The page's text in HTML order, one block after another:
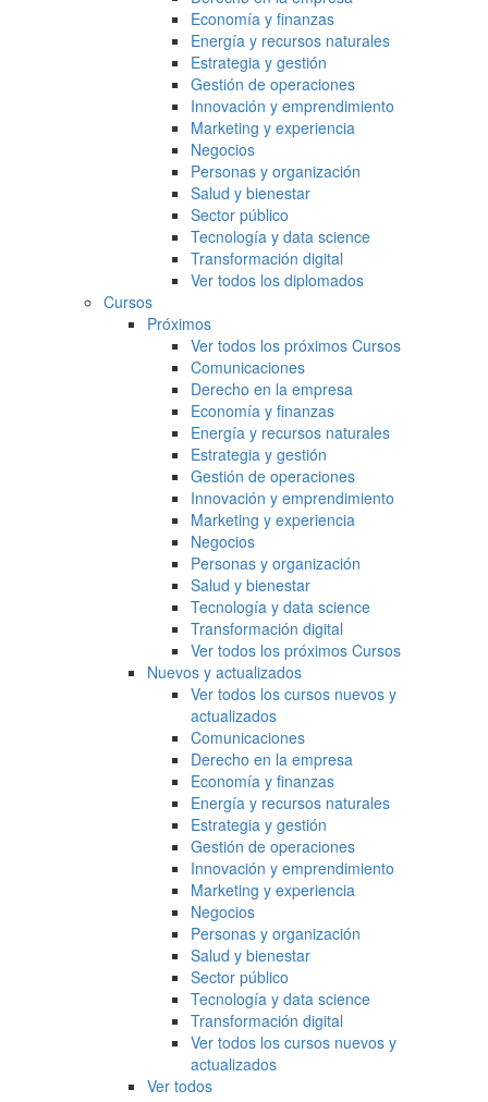
Economía y finanzas
Energía y recursos naturales
Estrategia y gestión
Gestión de operaciones
Innovación y emprendimiento
Marketing y experiencia
Negocios
Personas y organización
Salud y bienestar
Sector público
Tecnología y data science
Transformación digital
Ver todos los diplomados
Cursos
Próximos
Ver todos los próximos Cursos
Comunicaciones
Derecho en la empresa
Economía y finanzas
Energía y recursos naturales
Estrategia y gestión
Gestión de operaciones
Innovación y emprendimiento
Marketing y experiencia
Negocios
Personas y organización
Salud y bienestar
Tecnología y data science
Transformación digital
Ver todos los próximos Cursos
Nuevos y actualizados
Ver todos los cursos nuevos y
actualizados
Comunicaciones
Derecho en la empresa
Economía y finanzas
Energía y recursos naturales
Estrategia y gestión
Gestión de operaciones
Innovación y emprendimiento
Marketing y experiencia
Negocios
Personas y organización
Salud y bienestar
Sector público
Tecnología y data science
Transformación digital
Ver todos los cursos nuevos y
actualizados
Ver todos